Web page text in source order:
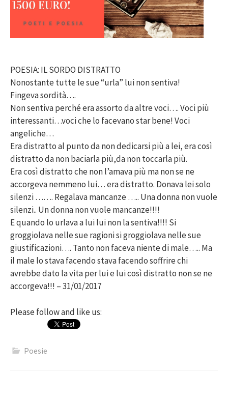
POESIA: IL SORDO DISTRATTO
Nonostante tutte le sue “urla” lui non sentiva!
Fingeva sordità….
Non sentiva perché era assorto da altre voci…. Voci più
interessanti…voci che lo facevano star bene! Voci
angeliche…
Era distratto al punto da non dedicarsi più a lei, era così
distratto da non baciarla più,da non toccarla più.
Era così distratto che non l’amava più ma non se ne
accorgeva nemmeno lui… era distratto. Donava lei solo
silenzi ……. Regalava mancanze ….. Una donna non vuole
silenzi.. Un donna non vuole mancanze!!!!
E quando lo urlava a lui lui non la sentiva!!!! Si
groggiolava nelle sue ragioni si groggiolava nelle sue
giustificazioni…. Tanto non faceva niente di male….. Ma
il male lo stava facendo stava facendo soffrire chi
avrebbe dato la vita per lui e lui così distratto non se ne
accorgeva!!! – 31/01/2017
Please follow and like us:
Poesie